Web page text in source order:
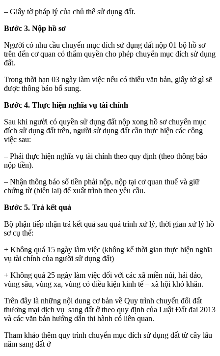
– Giấy tờ pháp lý của chủ thể sử dụng đất.
Bước 3. Nộp hồ sơ
Người có nhu cầu chuyển mục đích sử dụng đất nộp 01 bộ hồ sơ
trên đến cơ quan có thẩm quyền cho phép chuyển mục đích sử dụng
đất.
Trong thời hạn 03 ngày làm việc nếu có thiếu văn bản, giấy tờ gì sẽ
được thông báo bổ sung.
Bước 4. Thực hiện nghĩa vụ tài chính
Sau khi người có quyền sử dụng đất nộp xong hồ sơ chuyển mục
đích sử dụng đất trên, người sử dụng đất cần thực hiện các công
việc sau:
– Phải thực hiện nghĩa vụ tài chính theo quy định (theo thông báo
nộp tiền).
– Nhận thông báo số tiền phải nộp, nộp tại cơ quan thuế và giữ
chứng từ (biên lai) để xuất trình theo yêu cầu.
Bước 5. Trả kết quả
Bộ phận tiếp nhận trả kết quả sau quá trình xử lý, thời gian xử lý hồ
sơ cụ thể:
+ Không quá 15 ngày làm việc (không kể thời gian thực hiện nghĩa
vụ tài chính của người sử dụng đất)
+ Không quá 25 ngày làm việc đối với các xã miền núi, hải đảo,
vùng sâu, vùng xa, vùng có điều kiện kinh tế – xã hội khó khăn.
Trên đây là những nội dung cơ bản về Quy trình chuyển đổi đất
thương mại dịch vụ sang đất ở theo quy định của Luật Đất đai 2013
và các văn bản hướng dẫn thi hành có liên quan.
Tham khảo thêm quy trình chuyển mục đích sử dụng đất từ cây lâu
năm sang đất ở